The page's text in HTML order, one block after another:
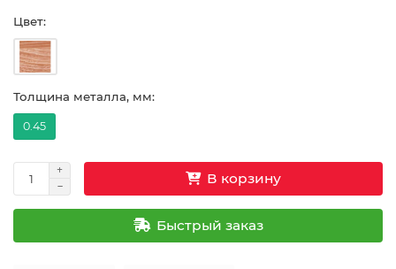
Цвет:
Толщина металла, мм:
0.45
В корзину
Быстрый заказ